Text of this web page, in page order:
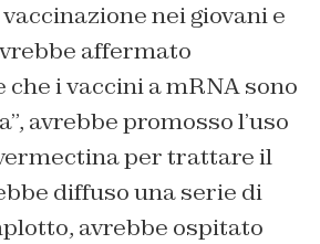
nei giovani e
affermato
i vaccini a mRNA sono
avrebbe promosso l’uso
per trattare il
diffuso una serie di
avrebbe ospitato